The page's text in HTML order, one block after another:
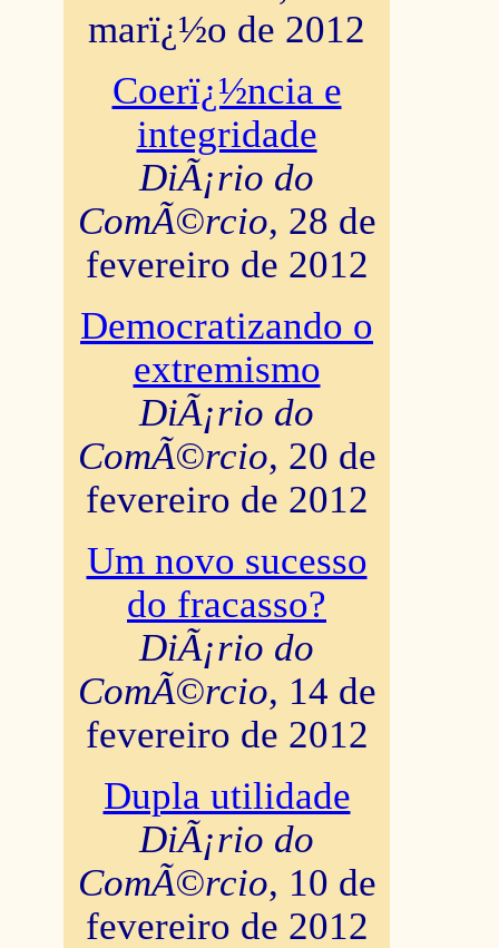
marï¿½o de 2012
Coerï¿½ncia e
integridade
DiÃ¡rio do
ComÃ©rcio, 28 de
fevereiro de 2012
Democratizando o
extremismo
DiÃ¡rio do
ComÃ©rcio, 20 de
fevereiro de 2012
Um novo sucesso
do fracasso?
DiÃ¡rio do
ComÃ©rcio, 14 de
fevereiro de 2012
Dupla utilidade
DiÃ¡rio do
ComÃ©rcio, 10 de
fevereiro de 2012